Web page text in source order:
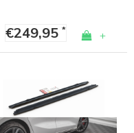
€249,95* +